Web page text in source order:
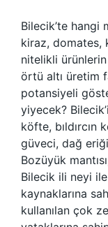
Bilecik’te hangi
kiraz, domates,
nitelikli
örtü altı üretim
potansiyeli
yiyecek?
köfte, bıldırcın
güveci, dağ
Bozüyük
Bilecik ili neyi
kaynaklarına
kullanılan çok